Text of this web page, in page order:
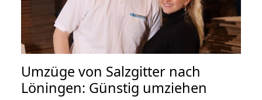
Umzüge von Salzgitter nach
Löningen: Günstig umziehen